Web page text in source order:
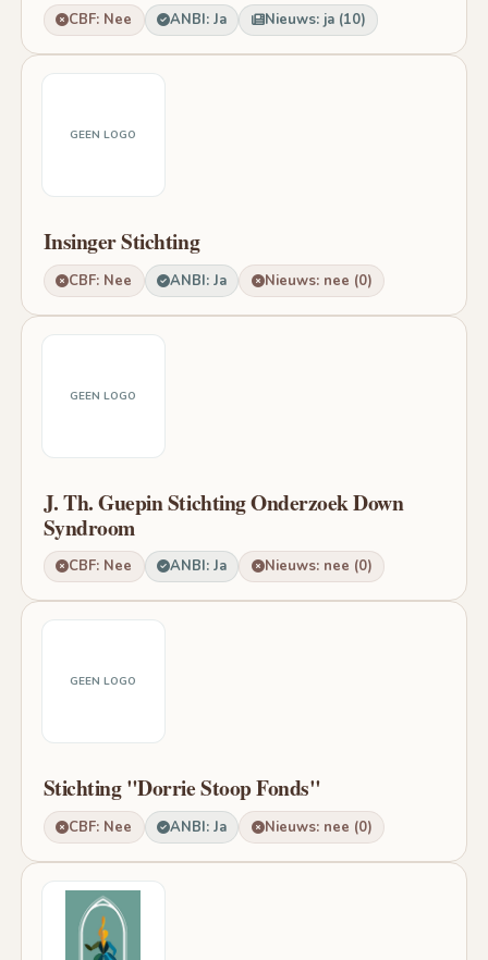
CBF: Nee ANBI: Ja Nieuws: ja (10)
GEEN LOGO
Insinger Stichting
CBF: Nee ANBI: Ja Nieuws: nee (0)
GEEN LOGO
J. Th. Guepin Stichting Onderzoek Down
Syndroom
CBF: Nee ANBI: Ja Nieuws: nee (0)
GEEN LOGO
Stichting "Dorrie Stoop Fonds"
CBF: Nee ANBI: Ja Nieuws: nee (0)